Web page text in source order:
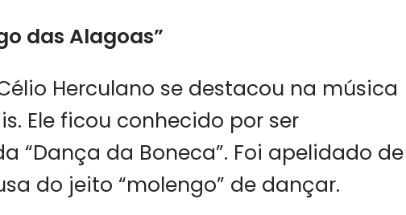
das Alagoas”
Herculano se destacou na música
Ele ficou conhecido por ser
“Dança da Boneca”. Foi apelidado de
do jeito “molengo” de dançar.